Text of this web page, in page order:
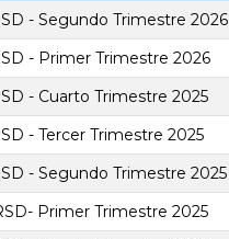
- Segundo Trimestre 2026
- Primer Trimestre 2026
- Cuarto Trimestre 2025
- Tercer Trimestre 2025
- Segundo Trimestre 2025
Primer Trimestre 2025